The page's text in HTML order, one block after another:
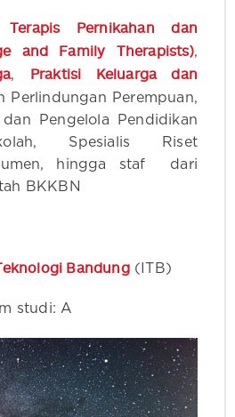
Terapis Pernikahan dan
and Family Therapists),
, Praktisi Keluarga dan
Perlindungan Perempuan,
dan Pengelola Pendidikan
Spesialis Riset
hingga staf dari
BKKBN
Bandung(ITB)
studi: A